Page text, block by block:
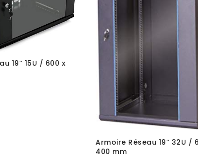
19” 15U / 600 x
Armoire Réseau 19” 32U /
400 mm